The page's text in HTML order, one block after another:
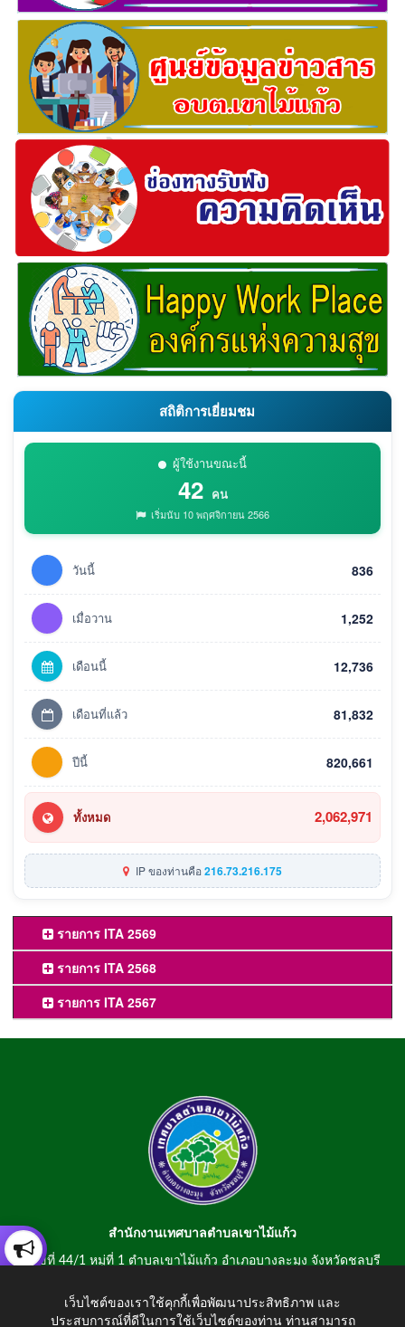
สถิติการเยี่ยมชม
ผู้ใช้งานขณะนี้
42 คน
เริ่มนับ 10 พฤศจิกายน 2566
วันนี้ 836
เมื่อวาน 1,252
เดือนนี้ 12,736
เดือนที่แล้ว 81,832
ปีนี้ 820,661
ทั้งหมด 2,062,971
IP ของท่านคือ216.73.216.175
รายการ ITA 2569
รายการ ITA 2568
รายการ ITA 2567
สำนักงานเทศบาลตำบลเขาไม้แก้ว
เลขที่ 44/1 หมู่ที่ 1 ตำบลเขาไม้แก้ว อำเภอบางละมุง จังหวัดชลบุรี
สอบถามข้อมูลโทรศัพท์/โทรสาร 0-3807-2634-5
เว็บไซต์ของเราใช้คุกกี้เพื่อพัฒนาประสิทธิภาพ และ
ประสบการณ์ที่ดีในการใช้เว็บไซต์ของท่าน ท่านสามารถ